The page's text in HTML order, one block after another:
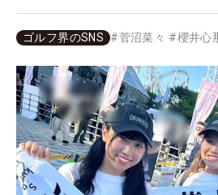
ゴルフ界のSNS #菅沼菜々 #櫻井心